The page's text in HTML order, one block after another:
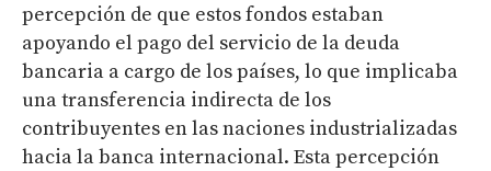
percepción de que estos fondos estaban
apoyando el pago del servicio de la deuda
bancaria a cargo de los países, lo que implicaba
una transferencia indirecta de los
contribuyentes en las naciones industrializadas
hacia la banca internacional. Esta percepción